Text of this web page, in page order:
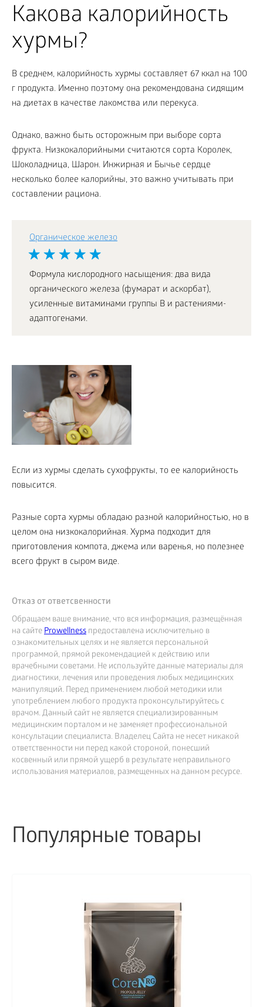
Какова калорийность
хурмы?
В среднем, калорийность хурмы составляет 67 ккал на 100
г продукта. Именно поэтому она рекомендована сидящим
на диетах в качестве лакомства или перекуса.
Однако, важно быть осторожным при выборе сорта
фрукта. Низкокалорийными считаются сорта Королек,
Шоколадница, Шарон. Инжирная и Бычье сердце
несколько более калорийны, это важно учитывать при
составлении рациона.
Органическое железо
Формула кислородного насыщения: два вида
органического железа (фумарат и аскорбат),
усиленные витаминами группы В и растениями-
адаптогенами.
Если из хурмы сделать сухофрукты, то ее калорийность
повысится.
Разные сорта хурмы обладаю разной калорийностью, но в
целом она низкокалорийная. Хурма подходит для
приготовления компота, джема или варенья, но полезнее
всего фрукт в сыром виде.
Отказ от ответсвенности
Обращаем ваше внимание, что вся информация, размещённая
на сайтеProwellness предоставлена исключительно в
ознакомительных целях и не является персональной
программой, прямой рекомендацией к действию или
врачебными советами. Не используйте данные материалы для
диагностики, лечения или проведения любых медицинских
манипуляций. Перед применением любой методики или
употреблением любого продукта проконсультируйтесь с
врачом. Данный сайт не является специализированным
медицинским порталом и не заменяет профессиональной
консультации специалиста. Владелец Сайта не несет никакой
ответственности ни перед какой стороной, понесший
косвенный или прямой ущерб в результате неправильного
использования материалов, размещенных на данном ресурсе.
Популярные товары